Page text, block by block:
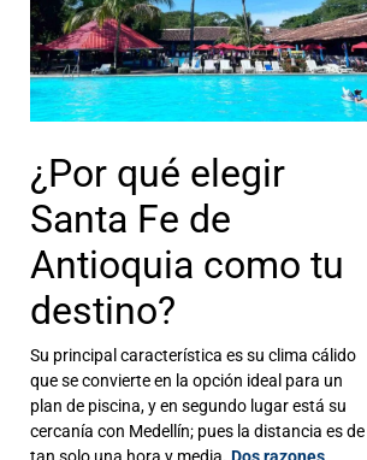
¿Por qué elegir
Santa Fe de
Antioquia como tu
destino?
Su principal característica es su clima cálido
que se convierte en la opción ideal para un
plan de piscina, y en segundo lugar está su
cercanía con Medellín; pues la distancia es de